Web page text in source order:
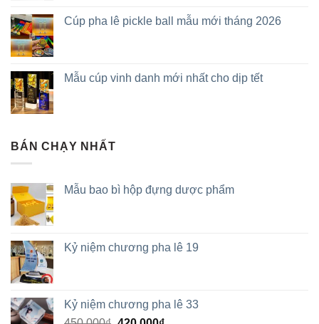
Cúp pha lê pickle ball mẫu mới tháng 2026
Mẫu cúp vinh danh mới nhất cho dịp tết
BÁN CHẠY NHẤT
Mẫu bao bì hộp đựng dược phẩm
Kỷ niệm chương pha lê 19
Kỷ niệm chương pha lê 33